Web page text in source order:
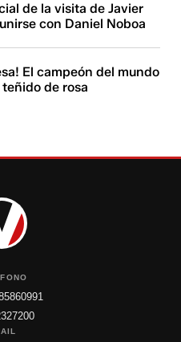
de la visita de Javier
con Daniel Noboa
El campeón del mundo
de rosa